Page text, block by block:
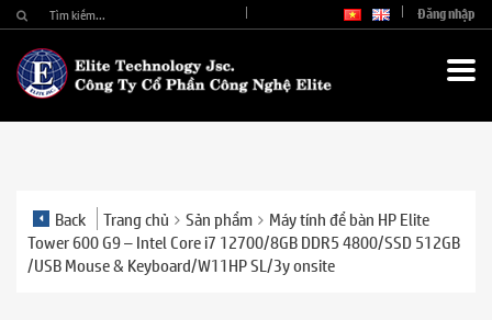
Đăng nhập
Back Trang chủ Sản phẩm
Máy tính để bàn HP Elite
Tower 600 G9 – Intel Core i7 12700/8GB DDR5 4800/SSD 512GB
/USB Mouse & Keyboard/W11HP SL/3y onsite